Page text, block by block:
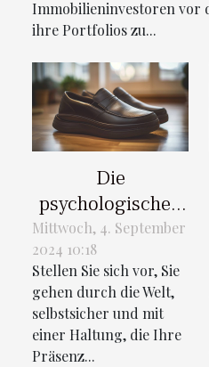
Immobilieninvestoren vor
ihre Portfolios zu...
Die
psychologischen
Vorteile von
Schuhen, die
heimlich die
Körpergröße
erhöhen
Mittwoch, 4. September
2024 10:18
Stellen Sie sich vor, Sie
gehen durch die Welt,
selbstsicher und mit
einer Haltung, die Ihre
Präsenz...